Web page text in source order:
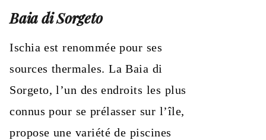
Baia di Sorgeto
Ischia est renommée pour ses
sources thermales. La Baia di
Sorgeto, l’un des endroits les plus
connus pour se prélasser sur l’île,
propose une variété de piscines